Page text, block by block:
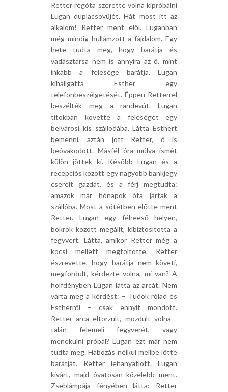
Retter régóta szerette volna kipróbálni
Lugan duplacsövűjét. Hát most itt az
alkalom! Retter ment elől. Luganban
még mindig hullámzott a fájdalom. Egy
hete tudta meg, hogy barátja és
vadásztársa nem is annyira az ő, mint
inkább a felesége barátja. Lugan
kihallgatta Esther egy
telefonbeszélgetését. Éppen Retterrel
beszélték meg a randevút. Lugan
titokban követte a feleségét egy
belvárosi kis szállodába. Látta Esthert
bemenni, aztán jött Retter, ő is
beóvakodott. Másfél óra múlva ismét
külön jöttek ki. Később Lugan és a
recepciós között egy nagyobb bankjegy
cserélt gazdát, és a férj megtudta:
amazok már hónapok óta jártak a
szállóba. Most a sötétben előtte ment
Retter. Lugan egy félreeső helyen,
bokrok között megállt, kibiztosította a
fegyvert. Látta, amikor Retter még a
kocsi mellett megtöltötte. Retter
észrevette, hogy barátja nem követi,
megfordult, kérdezte volna, mi van? A
holfdényben Lugan látta az arcát. Nem
várta meg a kérdést: – Tudok rólad és
Estherről – csak ennyit mondott.
Retter arca eltorzult, mozdult volna -
talán felemeli fegyverét, vagy
menekülni próbál? Lugan ezt már nem
tudta meg. Habozás nélkül mellbe lőtte
barátját. Retter lehanyatlott. Lugan
kivárt, majd óvatosan közelebb ment.
Zseblámpája fényében látta: Retter